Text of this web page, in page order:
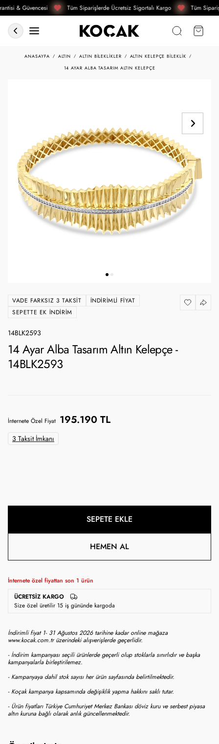
& Güvencesi Tüm Siparişlerde Ücretsiz Sigortalı Kargo Tüm
ANASAYFA ALTIN ALTIN BILEKLIKLER
ALTIN KELEPÇE BILEKLIK
14 AYAR ALBA TASARIM ALTIN KELEPÇE
VADE FARKSIZ 3 TAKSIT
İNDIRIMLI FIYAT
SEPETTE EK İNDIRIM
14BLK2593
14 Ayar Alba Tasarım Altın Kelepçe -
14BLK2593
İnternete Özel Fiyat 195.190 TL
3 Taksit İmkanı
SEPETE EKLE
HEMEN AL
İnternete özel fiyattan son 1 ürün
ÜCRETSIZ KARGO
Size özel üretilir 15 iş gününde kargoda
İndirimli fiyat 1- 31 Ağustos 2026 tarihine kadar online mağaza
www.kocak.com.tr üzerindeki alışverişlerde geçerlidir.
- İndirim kampanyası seçili ürünlerde geçerli olup stoklarla sınırlıdır ve başka
kampanyalarla birleştirilemez.
- Kampanyaya dahil stok sayısı her ürün sayfasında belirtilmektedir.
- Koçak kampanya kapsamında değişiklik yapma hakkını saklı tutar.
- Ürün fiyatları Türkiye Cumhuriyet Merkez Bankası döviz kuru ve serbest piyasa
altın kuruna bağlı olarak anlık güncellenmektedir.